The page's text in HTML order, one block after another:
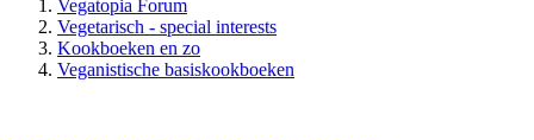
Vegatopia Forum
Vegetarisch - special interests
Kookboeken en zo
Veganistische basiskookboeken